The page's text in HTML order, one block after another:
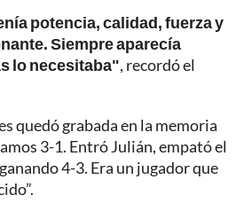
potencia, calidad, fuerza y
Siempre aparecía
lo necesitaba", recordó el
quedó grabada en la memoria
3-1. Entró Julián, empató el
4-3. Era un jugador que